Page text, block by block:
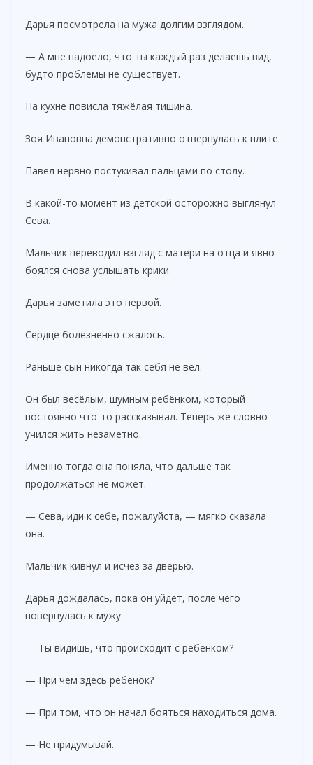
Дарья посмотрела на мужа долгим взглядом.
— А мне надоело, что ты каждый раз делаешь вид,
будто проблемы не существует.
На кухне повисла тяжёлая тишина.
Зоя Ивановна демонстративно отвернулась к плите.
Павел нервно постукивал пальцами по столу.
В какой-то момент из детской осторожно выглянул
Сева.
Мальчик переводил взгляд с матери на отца и явно
боялся снова услышать крики.
Дарья заметила это первой.
Сердце болезненно сжалось.
Раньше сын никогда так себя не вёл.
Он был весёлым, шумным ребёнком, который
постоянно что-то рассказывал. Теперь же словно
учился жить незаметно.
Именно тогда она поняла, что дальше так
продолжаться не может.
— Сева, иди к себе, пожалуйста, — мягко сказала
она.
Мальчик кивнул и исчез за дверью.
Дарья дождалась, пока он уйдёт, после чего
повернулась к мужу.
— Ты видишь, что происходит с ребёнком?
— При чём здесь ребёнок?
— При том, что он начал бояться находиться дома.
— Не придумывай.